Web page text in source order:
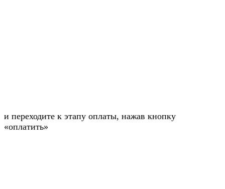
и переходите к этапу оплаты, нажав кнопку
«оплатить»